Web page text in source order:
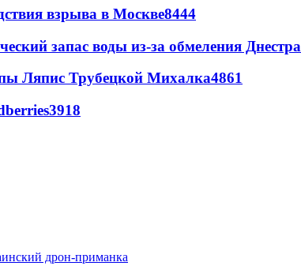
взрыва в Москве8444
запас воды из-за обмеления Днестра
Ляпис Трубецкой Михалка4861
3918